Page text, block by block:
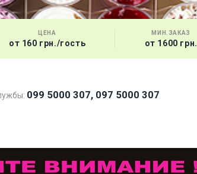
ЦЕНА
от 160 грн./гость
МИН.ЗАКАЗ
от 1600 грн.
099 5000 307, 097 5000 307